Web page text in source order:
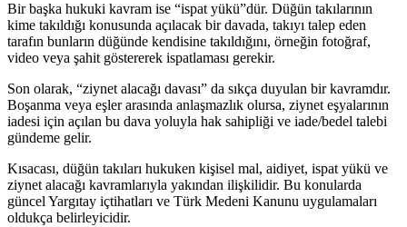
Bir başka hukuki kavram ise “ispat yükü”dür. Düğün takılarının
kime takıldığı konusunda açılacak bir davada, takıyı talep eden
tarafın bunların düğünde kendisine takıldığını, örneğin fotoğraf,
video veya şahit göstererek ispatlaması gerekir.
Son olarak, “ziynet alacağı davası” da sıkça duyulan bir kavramdır.
Boşanma veya eşler arasında anlaşmazlık olursa, ziynet eşyalarının
iadesi için açılan bu dava yoluyla hak sahipliği ve iade/bedel talebi
gündeme gelir.
Kısacası, düğün takıları hukuken kişisel mal, aidiyet, ispat yükü ve
ziynet alacağı kavramlarıyla yakından ilişkilidir. Bu konularda
güncel Yargıtay içtihatları ve Türk Medeni Kanunu uygulamaları
oldukça belirleyicidir.